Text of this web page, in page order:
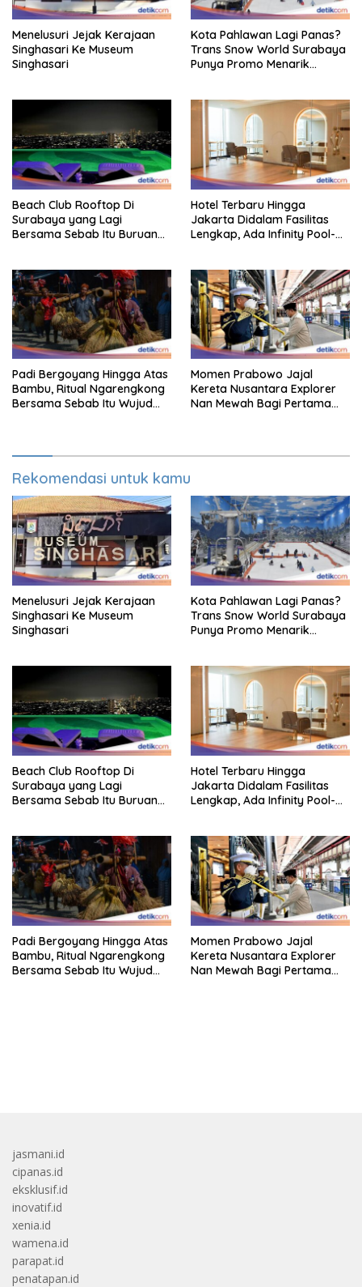
Menelusuri Jejak Kerajaan
Singhasari Ke Museum
Singhasari
Kota Pahlawan Lagi Panas?
Trans Snow World Surabaya
Punya Promo Menarik
Beach Club Rooftop Di
Surabaya yang Lagi
Bersama Sebab Itu Buruan
Hotel Terbaru Hingga
Jakarta Didalam Fasilitas
Lengkap, Ada Infinity Pool-
Padi Bergoyang Hingga Atas
Bambu, Ritual Ngarengkong
Bersama Sebab Itu Wujud
Momen Prabowo Jajal
Kereta Nusantara Explorer
Nan Mewah Bagi Pertama
Rekomendasi untuk kamu
Menelusuri Jejak Kerajaan
Singhasari Ke Museum
Singhasari
Kota Pahlawan Lagi Panas?
Trans Snow World Surabaya
Punya Promo Menarik
Beach Club Rooftop Di
Surabaya yang Lagi
Bersama Sebab Itu Buruan
Hotel Terbaru Hingga
Jakarta Didalam Fasilitas
Lengkap, Ada Infinity Pool-
Padi Bergoyang Hingga Atas
Bambu, Ritual Ngarengkong
Bersama Sebab Itu Wujud
Momen Prabowo Jajal
Kereta Nusantara Explorer
Nan Mewah Bagi Pertama
jasmani.id
cipanas.id
eksklusif.id
inovatif.id
xenia.id
wamena.id
parapat.id
penatapan.id